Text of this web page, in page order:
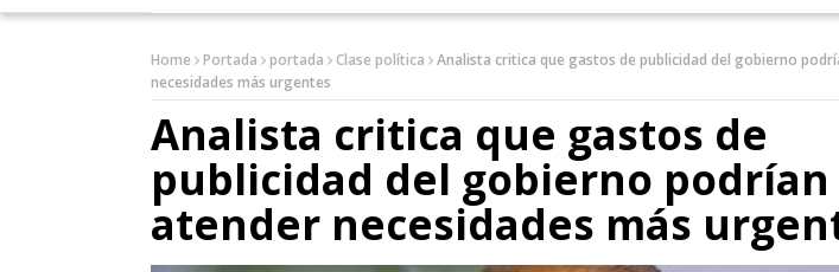
Home Portada portada Clase política
Analista critica que gastos de publicidad del gobierno
necesidades más urgentes
Analista critica que gastos de
publicidad del gobierno podrían
atender necesidades más